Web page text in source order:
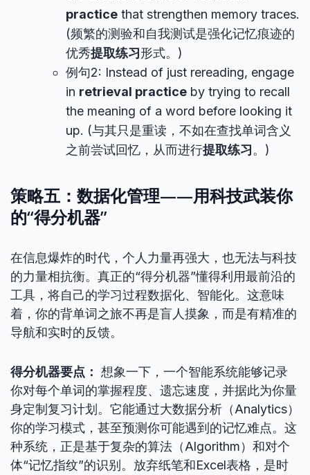
practice that strengthen memory traces.
(频繁的测验和自我测试是强化记忆痕迹的
优秀提取练习形式。)
例句2: Instead of just rereading, engage
in retrieval practice by trying to recall
the meaning of a word before looking it
up. (与其只是重读，不如在查找单词含义
之前尝试回忆，从而进行提取练习。)
策略五：数据化管理——用科技武装你
的“得分机器”
在信息爆炸的时代，个人力量再强大，也无法与科技
的力量相抗衡。真正的“得分机器”懂得利用最前沿的
工具，将自己的学习过程数据化、智能化。这意味
着，你的背单词之旅不再是盲人摸象，而是有精准的
导航和实时的反馈。
得分机器要点： 想象一下，一个智能系统能够记录
你对每个单词的掌握程度、遗忘速度，并据此为你量
身定制复习计划。它能通过大数据分析（Analytics）
你的学习模式，甚至预测你可能遇到的记忆难点。这
种系统，正是基于复杂的算法（Algorithm）和对个
体“记忆指纹”的识别。放弃纸笔和Excel表格，是时